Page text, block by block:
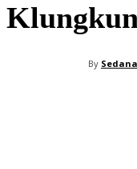
By Sedana